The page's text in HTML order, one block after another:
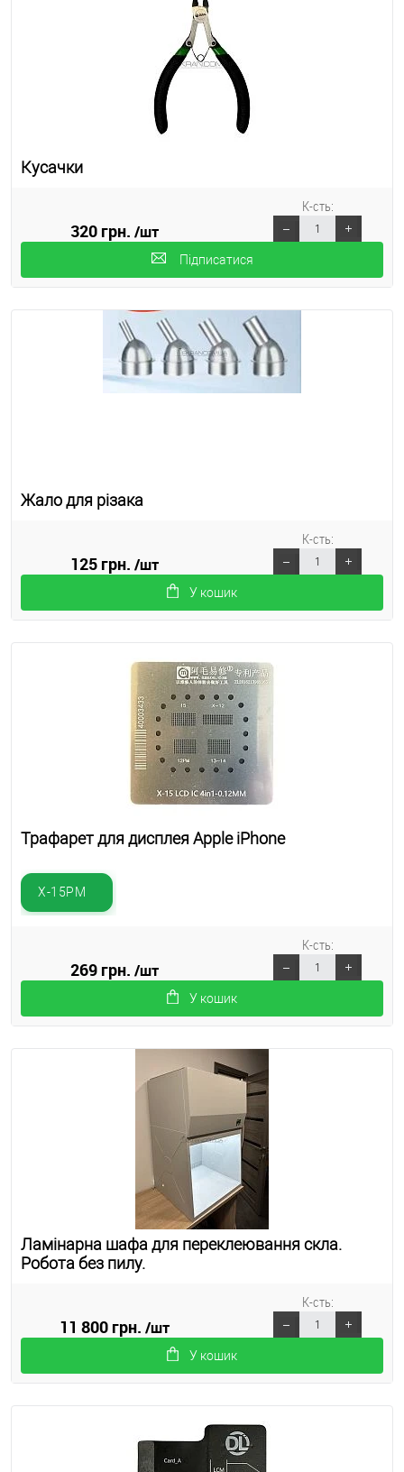
Кусачки
320 грн./шт
Підписатися
К-сть:
Жало для різака
125 грн./шт
У кошик
К-сть:
Трафарет для дисплея Apple iPhone
X-15PM
269 ​​грн./шт
У кошик
К-сть:
Ламінарна шафа для переклеювання скла.
Робота без пилу.
11 800 грн./шт
У кошик
К-сть: